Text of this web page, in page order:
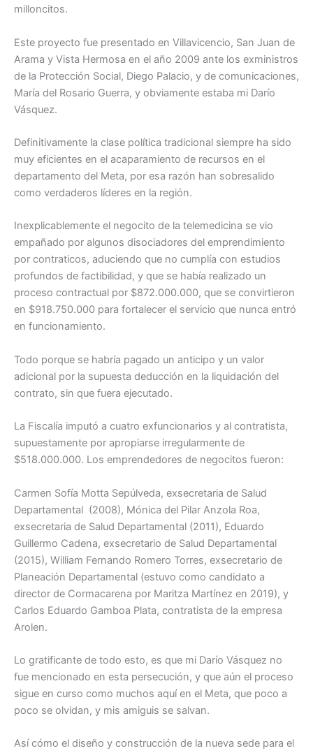
milloncitos.
Este proyecto fue presentado en Villavicencio, San Juan de
Arama y Vista Hermosa en el año 2009 ante los exministros
de la Protección Social, Diego Palacio, y de comunicaciones,
María del Rosario Guerra, y obviamente estaba mi Darío
Vásquez.
Definitivamente la clase política tradicional siempre ha sido
muy eficientes en el acaparamiento de recursos en el
departamento del Meta, por esa razón han sobresalido
como verdaderos líderes en la región.
Inexplicablemente el negocito de la telemedicina se vio
empañado por algunos disociadores del emprendimiento
por contraticos, aduciendo que no cumplía con estudios
profundos de factibilidad, y que se había realizado un
proceso contractual por $872.000.000, que se convirtieron
en $918.750.000 para fortalecer el servicio que nunca entró
en funcionamiento.
Todo porque se habría pagado un anticipo y un valor
adicional por la supuesta deducción en la liquidación del
contrato, sin que fuera ejecutado.
La Fiscalía imputó a cuatro exfuncionarios y al contratista,
supuestamente por apropiarse irregularmente de
$518.000.000. Los emprendedores de negocitos fueron:
Carmen Sofía Motta Sepúlveda, exsecretaria de Salud
Departamental (2008), Mónica del Pilar Anzola Roa,
exsecretaria de Salud Departamental (2011), Eduardo
Guillermo Cadena, exsecretario de Salud Departamental
(2015), William Fernando Romero Torres, exsecretario de
Planeación Departamental (estuvo como candidato a
director de Cormacarena por Maritza Martínez en 2019), y
Carlos Eduardo Gamboa Plata, contratista de la empresa
Arolen.
Lo gratificante de todo esto, es que mi Darío Vásquez no
fue mencionado en esta persecución, y que aún el proceso
sigue en curso como muchos aquí en el Meta, que poco a
poco se olvidan, y mis amiguis se salvan.
Así cómo el diseño y construcción de la nueva sede para el